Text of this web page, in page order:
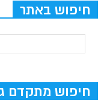
חיפוש באתר
חיפוש מתקדם